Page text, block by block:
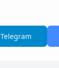
Telegram